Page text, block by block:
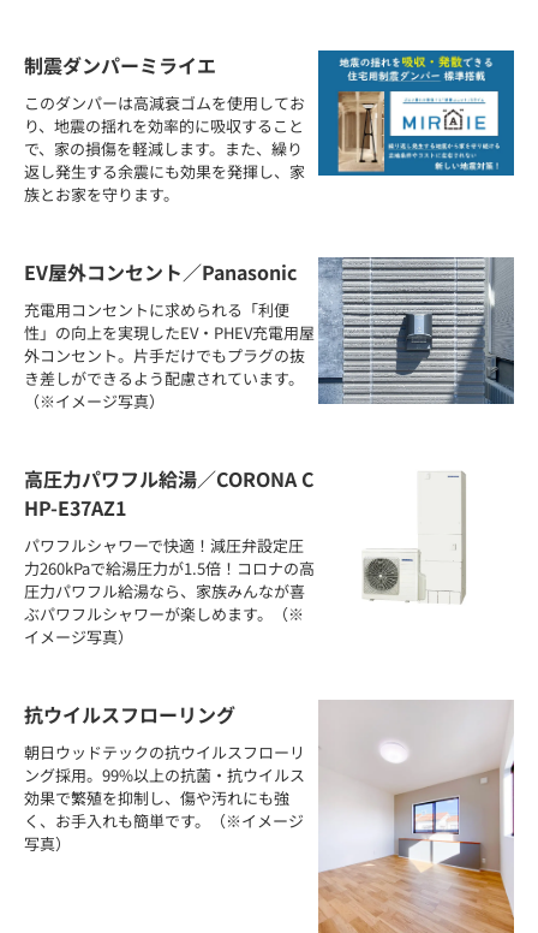
制震ダンパーミライエ
このダンパーは高減衰ゴムを使用してお
り、地震の揺れを効率的に吸収すること
で、家の損傷を軽減します。また、繰り
返し発生する余震にも効果を発揮し、家
族とお家を守ります。
EV屋外コンセント／Panasonic
充電用コンセントに求められる「利便
性」の向上を実現したEV・PHEV充電用屋
外コンセント。片手だけでもプラグの抜
き差しができるよう配慮されています。
（※イメージ写真）
高圧力パワフル給湯／CORONA C
HP-E37AZ1
パワフルシャワーで快適！減圧弁設定圧
力260kPaで給湯圧力が1.5倍！コロナの高
圧力パワフル給湯なら、家族みんなが喜
ぶパワフルシャワーが楽しめます。（※
イメージ写真）
抗ウイルスフローリング
朝日ウッドテックの抗ウイルスフローリ
ング採用。99%以上の抗菌・抗ウイルス
効果で繁殖を抑制し、傷や汚れにも強
く、お手入れも簡単です。（※イメージ
写真）